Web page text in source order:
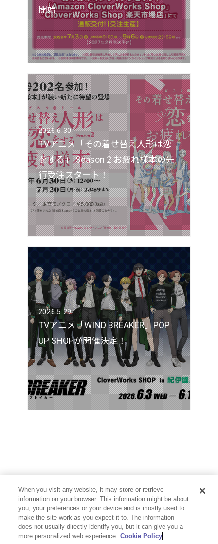
開始
2026.6.30
TVアニメ「その着せ替え人形は恋
をする」 Season 2 お疲れ様本の先
行受注スタート！
2026.5.29
TVアニメ「WIND BREAKER」POP
UP SHOPが開催決定！
プライバシーポリシー お問い合わせ Cookie Settings
When you visit any website, it may store or retrieve
information on your browser. This information might be about
you, your preferences or your device and is mostly used to
make the site work as you expect it to. The information
does not usually directly identify you, but it can give you a
more personalized web experience. Cookie Policy